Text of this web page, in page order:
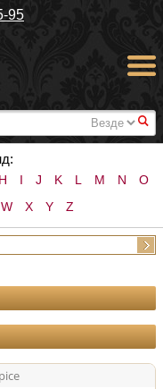
95
#
H I J K L M N
O
W X Y Z